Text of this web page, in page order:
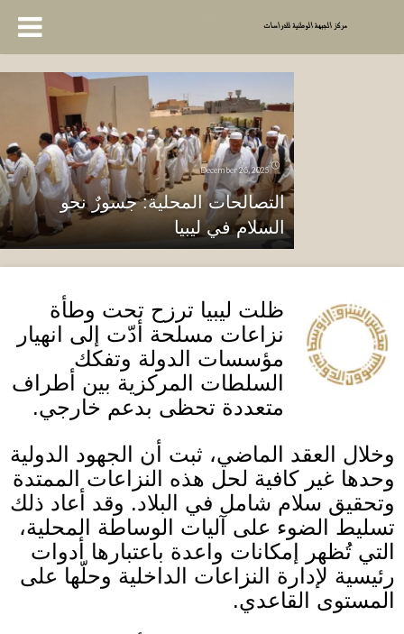
December 26, 2025
التصالحات المحلية: جسورٌ نحو
السلام في ليبيا
ظلت ليبيا ترزح تحت وطأة
نزاعات مسلحة أدّت إلى انهيار
مؤسسات الدولة وتفكك
السلطات المركزية بين أطراف
متعددة تحظى بدعم خارجي.
وخلال العقد الماضي، ثبت أن الجهود الدولية
وحدها غير كافية لحل هذه النزاعات الممتدة
وتحقيق سلام شامل في البلاد. وقد أعاد ذلك
تسليط الضوء على آليات الوساطة المحلية،
التي تُظهر إمكانات واعدة باعتبارها أدوات
رئيسية لإدارة النزاعات الداخلية وحلّها على
المستوى القاعدي.